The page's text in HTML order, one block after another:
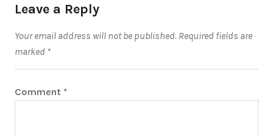
Leave a Reply
Your email address will not be published. Required fields are
marked *
Comment *